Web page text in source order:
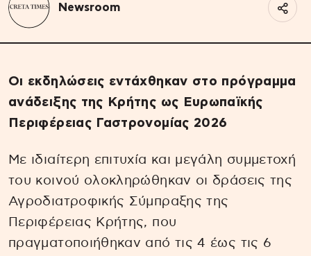
Newsroom
Οι εκδηλώσεις εντάχθηκαν στο πρόγραμμα
ανάδειξης της Κρήτης ως Ευρωπαϊκής
Περιφέρειας Γαστρονομίας 2026
Με ιδιαίτερη επιτυχία και μεγάλη συμμετοχή
του κοινού ολοκληρώθηκαν οι δράσεις της
Αγροδιατροφικής Σύμπραξης της
Περιφέρειας Κρήτης, που
πραγματοποιήθηκαν από τις 4 έως τις 6